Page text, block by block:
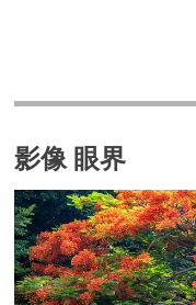
影像 眼界